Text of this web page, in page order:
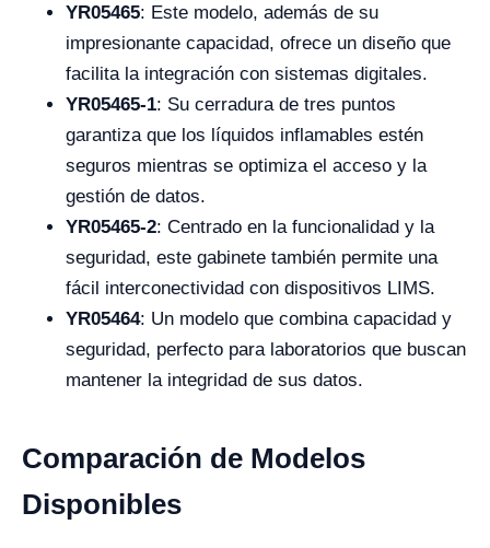
YR05465: Este modelo, además de su
impresionante capacidad, ofrece un diseño que
facilita la integración con sistemas digitales.
YR05465-1: Su cerradura de tres puntos
garantiza que los líquidos inflamables estén
seguros mientras se optimiza el acceso y la
gestión de datos.
YR05465-2: Centrado en la funcionalidad y la
seguridad, este gabinete también permite una
fácil interconectividad con dispositivos LIMS.
YR05464: Un modelo que combina capacidad y
seguridad, perfecto para laboratorios que buscan
mantener la integridad de sus datos.
Comparación de Modelos
Disponibles